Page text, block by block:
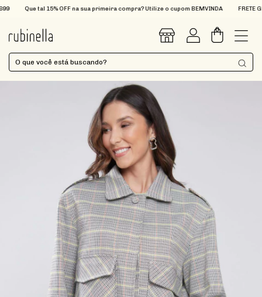
Que tal 15% OFF na sua primeira compra? Utilize o cupom BEMVINDA FRETE
0